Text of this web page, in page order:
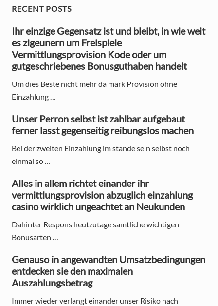
o
t
:
o
t
:
P
r
i
m
a
r
y
S
i
d
e
b
a
RECENT POSTS
Ihr einzige Gegensatz ist und bleibt, in wie weit
es zigeunern um Freispiele
Vermittlungsprovision Kode oder um
gutgeschriebenes Bonusguthaben handelt
Um dies Beste nicht mehr da mark Provision ohne
Einzahlung …
Unser Perron selbst ist zahlbar aufgebaut
ferner lasst gegenseitig reibungslos machen
Bei der zweiten Einzahlung im stande sein selbst noch
einmal so …
Alles in allem richtet einander ihr
vermittlungsprovision abzuglich einzahlung
casino wirklich ungeachtet an Neukunden
Dahinter Respons heutzutage samtliche wichtigen
Bonusarten …
Genauso in angewandten Umsatzbedingungen
entdecken sie den maximalen
Auszahlungsbetrag
Immer wieder verlangt einander unser Risiko nach